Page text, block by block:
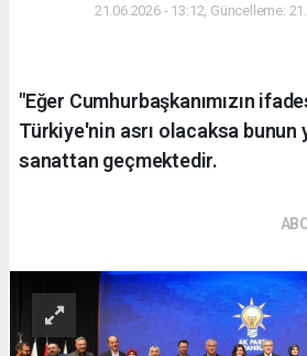
21.06.2026 - 13:12, Güncelleme:
"Eğer Cumhurbaşkanımızın
Türkiye'nin asrı olacaksa bunun
sanattan geçmektedir.